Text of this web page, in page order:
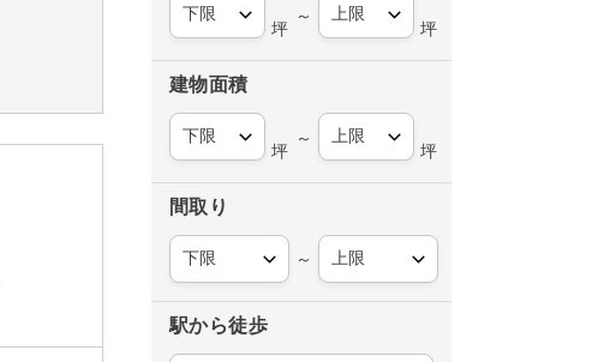
坪
～
坪
建物面積
坪
～
坪
間取り
～
駅から徒歩